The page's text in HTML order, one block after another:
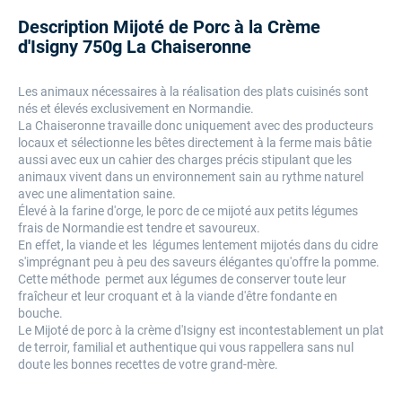
Description Mijoté de Porc à la Crème
d'Isigny 750g La Chaiseronne
Les animaux nécessaires à la réalisation des plats cuisinés sont
nés et élevés exclusivement en Normandie.
La Chaiseronne travaille donc uniquement avec des producteurs
locaux et sélectionne les bêtes directement à la ferme mais bâtie
aussi avec eux un cahier des charges précis stipulant que les
animaux vivent dans un environnement sain au rythme naturel
avec une alimentation saine.
Élevé à la farine d'orge, le porc de ce mijoté aux petits légumes
frais de Normandie est tendre et savoureux.
En effet, la viande et les légumes lentement mijotés dans du cidre
s'imprégnant peu à peu des saveurs élégantes qu'offre la pomme.
Cette méthode permet aux légumes de conserver toute leur
fraîcheur et leur croquant et à la viande d'être fondante en
bouche.
Le Mijoté de porc à la crème d'Isigny est incontestablement un plat
de terroir, familial et authentique qui vous rappellera sans nul
doute les bonnes recettes de votre grand-mère.